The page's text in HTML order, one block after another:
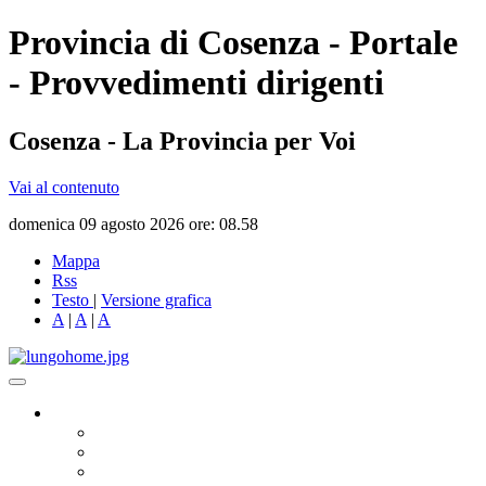
Provincia di Cosenza - Portale
- Provvedimenti dirigenti
Cosenza - La Provincia per Voi
Vai al contenuto
domenica 09 agosto 2026 ore: 08.58
Mappa
Rss
Testo | Versione grafica
A | A | A